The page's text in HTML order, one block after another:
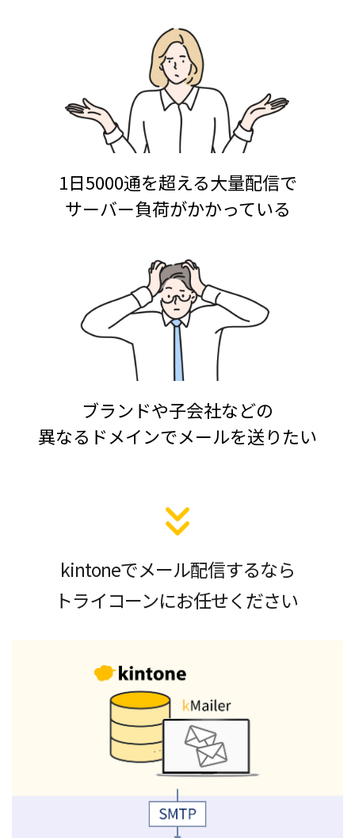
1日5000通を超える大量配信で
サーバー負荷がかかっている
ブランドや子会社などの
異なるドメインでメールを送りたい
kintoneでメール配信するなら
トライコーンにお任せください